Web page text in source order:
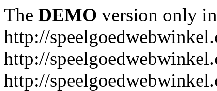
The DEMO version only
http://
http://
http://